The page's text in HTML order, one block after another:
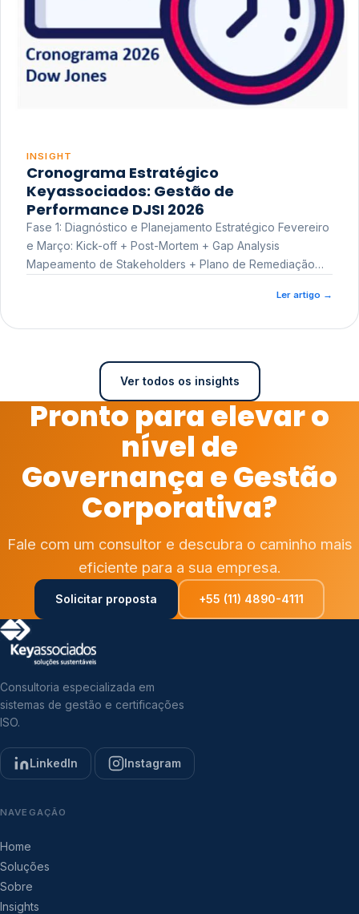
INSIGHT
Cronograma Estratégico
Keyassociados: Gestão de
Performance DJSI 2026
Fase 1: Diagnóstico e Planejamento Estratégico Fevereiro
e Março: Kick-off + Post-Mortem + Gap Analysis
Mapeamento de Stakeholders + Plano de Remediação
Ler artigo →
Ver todos os insights
Pronto para elevar o
nível de
Governança e Gestão
Corporativa?
Fale com um consultor e descubra o caminho mais
eficiente para a sua empresa.
Solicitar proposta +55 (11) 4890-4111
Consultoria especializada em
sistemas de gestão e certificações
ISO.
LinkedIn Instagram
NAVEGAÇÃO
Home
Soluções
Sobre
Insights